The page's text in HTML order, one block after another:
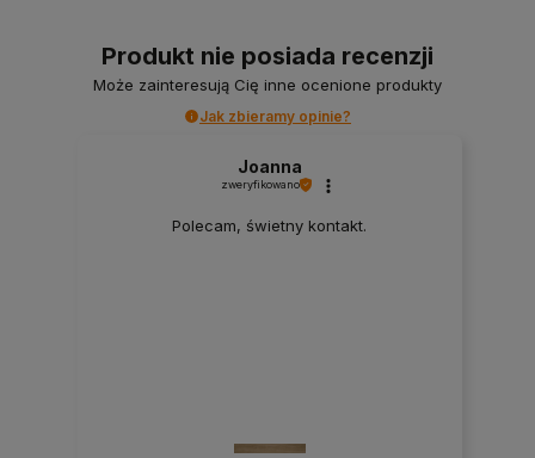
Produkt nie posiada recenzji
Może zainteresują Cię inne ocenione produkty
Jak zbieramy opinie?
Joanna
zweryfikowano
Polecam, świetny kontakt.